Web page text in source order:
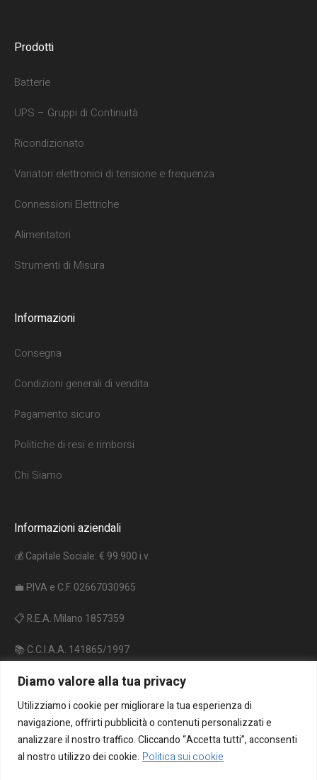
Diamo valore alla tua privacy
Utilizziamo i cookie per migliorare la tua esperienza di
navigazione, offrirti pubblicità o contenuti personalizzati e
analizzare il nostro traffico. Cliccando “Accetta tutti”, acconsenti
al nostro utilizzo dei cookie. Politica sui cookie
Prodotti
Batterie
UPS – Gruppi di Continuità
Ricondizionato
Variatori elettronici di tensione e frequenza
Connessioni Elettriche
Alimentatori
Strumenti di Misura
Informazioni
Consegna
Condizioni generali di vendita
Pagamento sicuro
Politiche di resi e rimborsi
Chi Siamo
Informazioni aziendali
💰 Capitale Sociale: € 99.900 i.v.
💼 P.IVA e C.F. 02667030965
📋 R.E.A. Milano 1857359
📚 C.C.I.A.A. 141865/1997
🔋 Reg. P.A. IT09060P00000962
♻️ Reg. A.E.E. IT18020000010206